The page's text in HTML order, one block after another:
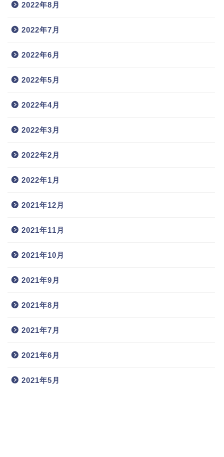
2022年8月
2022年7月
2022年6月
2022年5月
2022年4月
2022年3月
2022年2月
2022年1月
2021年12月
2021年11月
2021年10月
2021年9月
2021年8月
2021年7月
2021年6月
2021年5月